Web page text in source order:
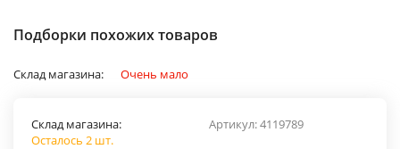
Подборки похожих товаров
Склад магазина: Очень мало
Артикул:4119789
Склад магазина:
Осталось 2 шт.